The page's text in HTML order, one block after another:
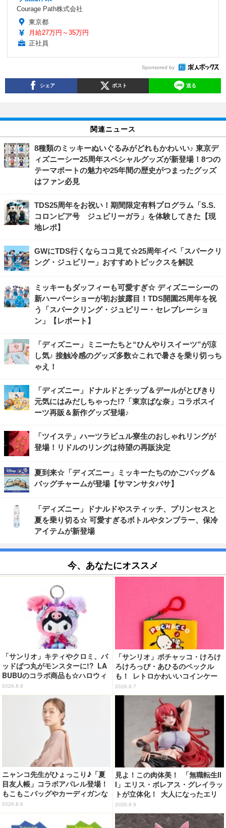
Courage Path株式会社
東京都
月給27万円～35万円
正社員
Sponsored by
シェア ポスト 送る
関連ニュース
8種類のミッキーぬいぐるみがどれもかわいい♪ 東京デ
ィズニーシー25周年スペシャルグッズが新登場！8つの
テーマポートの魅力や25年間の歴史がつまったグッズ
はファン必見
TDS25周年をお祝い！期間限定有料プログラム「S.S.
コロンビア号 ジュビリーガラ」を体験してきた【現
地レポ】
GWにTDS行くならココ見て☆25周年イベ「スパークリ
ング・ジュビリー」おすすめトピックスを解説
ミッキーもダッフィーも可愛すぎ☆ ディズニーシーの
新ハーバーショーが初お披露目！TDS開園25周年を祝
う「スパークリング・ジュビリー・セレブレーショ
ン」【レポート】
「ディズニー」ミニーたちと“ひんやりスイーツ”が涼
し気♪ 接触冷感のグッズ多数☆これで暑さを乗り切っち
ゃえ！
「ディズニー」ドナルドとチップ＆デールがとびきり
元気にはみだしちゃった!?「東京ばな奈」コラボスイ
ーツ再販＆新作グッズ登場♪
「ツイステ」ハーツラビュル寮生のおしゃれリングが
登場！リドルのリングは待望の再販決定
夏到来☆「ディズニー」ミッキーたちのかごバッグ＆
バッグチャームが登場【サマンサタバサ】
「ディズニー」ドナルドやスティッチ、プリンセスと
夏を乗り切る☆ 可愛すぎるボトルやタンブラー、保冷
アイテムが新登場
今、あなたにオススメ
「サンリオ」キティやクロミ、バ
ッドばつ丸がモンスターに!? LA
BUBUのコラボ商品も☆ハロウィ
ーングッズ情報が到着【サンリオ
ピューロランド】
2026.8.8
「サンリオ」ポチャッコ・けろけ
ろけろっぴ・あひるのペックル
も！ レトロかわいいコインケー
ス第2弾がカプセルトイに登場♪
2026.8.7
ニャンコ先生がひょっこり♪「夏
目友人帳」コラボアパレル登場！
もこもこバッグやカーディガンな
ど全8型
2026.8.6
見よ！この肉体美！ 「無職転生II
I」エリス・ボレアス・グレイラッ
トが立体化！ 大人になったエリ
スの魅力を完全再現
2026.8.9